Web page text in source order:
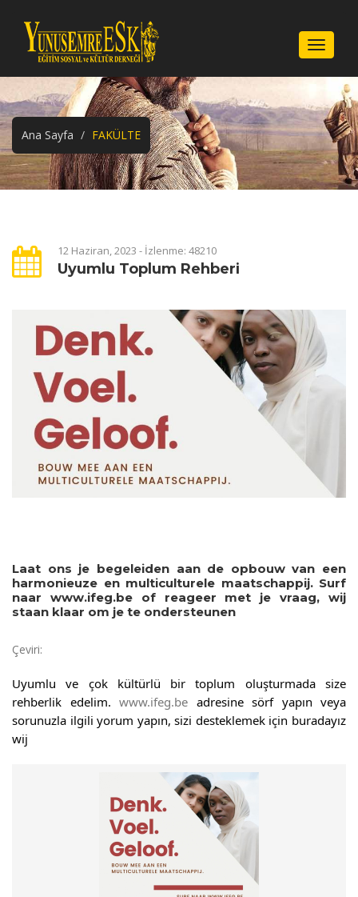
Menu
Ana Sayfa FAKÜLTE
12 Haziran, 2023 - İzlenme: 48210
Uyumlu Toplum Rehberi
Laat ons je begeleiden aan de opbouw van een
harmonieuze en multiculturele maatschappij. Surf
naar www.ifeg.be of reageer met je vraag, wij
staan klaar om je te ondersteunen
Çeviri:
Uyumlu ve çok kültürlü bir toplum oluşturmada size
rehberlik edelim. www.ifeg.be adresine sörf yapın veya
sorunuzla ilgili yorum yapın, sizi desteklemek için buradayız
wij